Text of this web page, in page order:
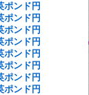
ポンド円
ポンド円
ポンド円
ポンド円
ポンド円
ポンド円
ポンド円
ポンド円